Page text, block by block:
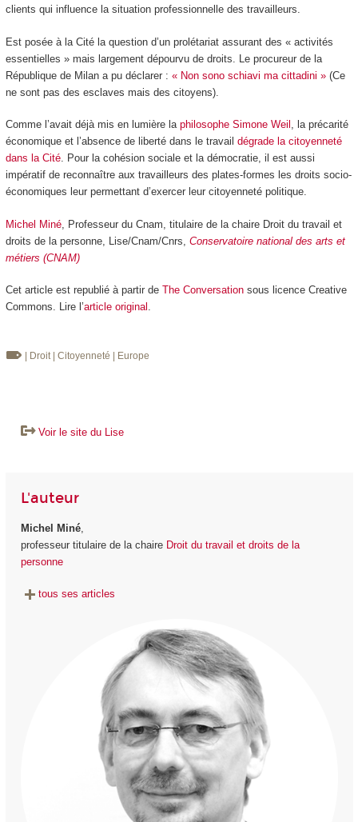
clients qui influence la situation professionnelle des travailleurs.
Est posée à la Cité la question d’un prolétariat assurant des « activités
essentielles » mais largement dépourvu de droits. Le procureur de la
République de Milan a pu déclarer : « Non sono schiavi ma cittadini »(Ce
ne sont pas des esclaves mais des citoyens).
Comme l’avait déjà mis en lumière la philosophe Simone Weil , la précarité
économique et l’absence de liberté dans le travail dégrade la citoyenneté
dans la Cité. Pour la cohésion sociale et la démocratie, il est aussi
impératif de reconnaître aux travailleurs des plates-formes les droits socio-
économiques leur permettant d’exercer leur citoyenneté politique.
Michel Miné, Professeur du Cnam, titulaire de la chaire Droit du travail et
droits de la personne, Lise/Cnam/Cnrs, Conservatoire national des arts et
métiers (CNAM)
Cet article est republié à partir de The Conversationsous licence Creative
Commons. Lire l’article original .
| Droit | Citoyenneté | Europe
Voir le site du Lise
L'auteur
Michel Miné,
professeur titulaire de la chaire Droit du travail et droits de la
personne
tous ses articles